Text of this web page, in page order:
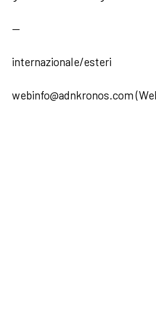
—
internazionale/esteri
webinfo@adnkronos.com